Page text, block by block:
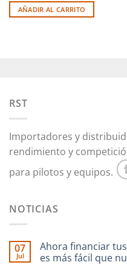
AÑADIR AL CARRITO
RST
Importadores y
rendimiento y
para pilotos y equipos.
NOTICIAS
07
Jul
Ahora financiar
es más fácil que